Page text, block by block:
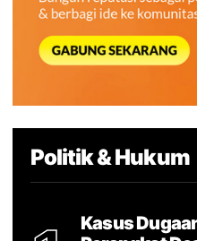
Politik & Hukum
Kasus